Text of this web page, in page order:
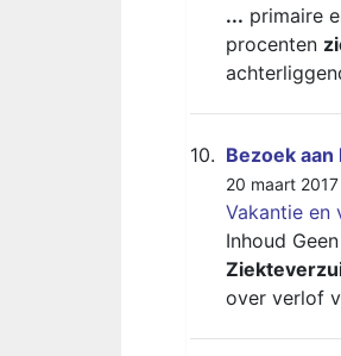
... primaire
procenten
10. Bezoek
20 maart
Vakantie en
Inhoud
over verlof